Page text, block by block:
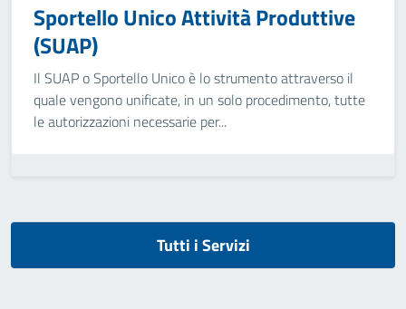
Sportello Unico Attività Produttive
(SUAP)
Il SUAP o Sportello Unico è lo strumento attraverso il
quale vengono unificate, in un solo procedimento, tutte
le autorizzazioni necessarie per...
Tutti i Servizi